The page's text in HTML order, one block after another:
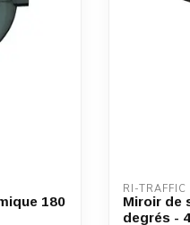
180
RI-TRAFFIC
Miroir de
degrés -